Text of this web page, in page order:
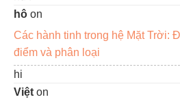
hô on
Các hành tinh trong hệ Mặt Trời:
điểm và phân loại
hi
Việt on